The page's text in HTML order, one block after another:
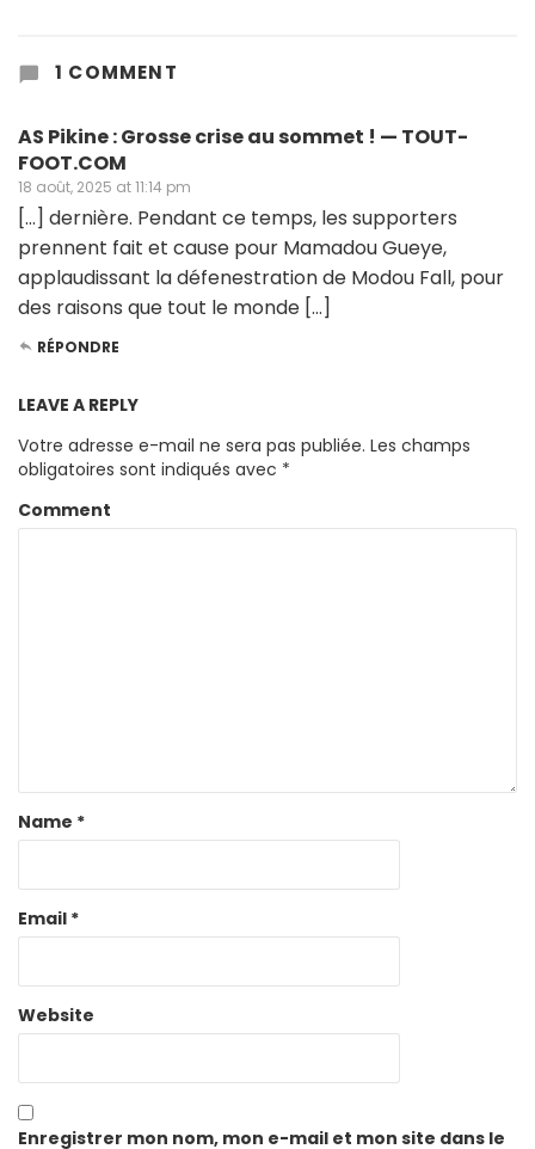
1 COMMENT
AS Pikine : Grosse crise au sommet ! — TOUT-
FOOT.COM
18 août, 2025 at 11:14 pm
[…] dernière. Pendant ce temps, les supporters
prennent fait et cause pour Mamadou Gueye,
applaudissant la défenestration de Modou Fall, pour
des raisons que tout le monde […]
RÉPONDRE
LEAVE A REPLY
Votre adresse e-mail ne sera pas publiée. Les champs
obligatoires sont indiqués avec *
Comment
Name *
Email *
Website
Enregistrer mon nom, mon e-mail et mon site dans le